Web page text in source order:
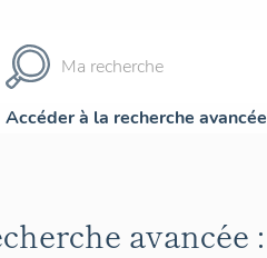
Accéder à la recherche avancée
avancée :